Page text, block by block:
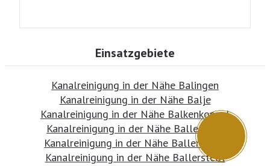
Einsatzgebiete
Kanalreinigung in der Nähe Balingen
Kanalreinigung in der Nähe Balje
Kanalreinigung in der Nähe Balkenkoppel
Kanalreinigung in der Nähe Ballendorf
Kanalreinigung in der Nähe Ballenstedt
Kanalreinigung in der Nähe Ballerstedt